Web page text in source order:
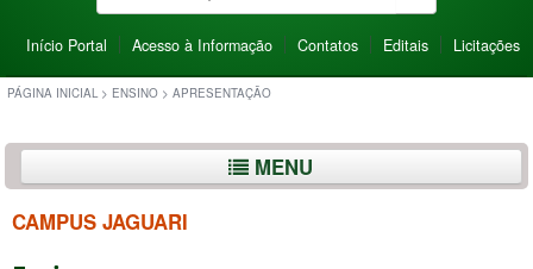
Início Portal Acesso à Informação Contatos Editais Licitações
PÁGINA INICIAL > ENSINO > APRESENTAÇÃO
MENU
CAMPUS JAGUARI